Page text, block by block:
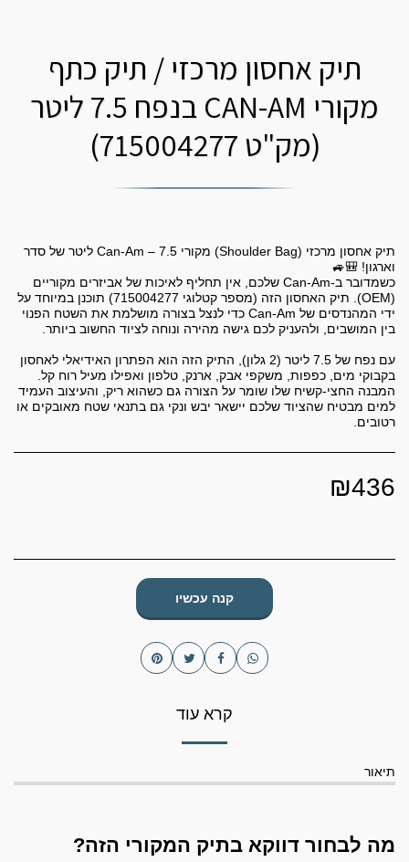
תיק אחסון מרכזי / תיק כתף
מקורי CAN-AM בנפח 7.5 ליטר
(מק"ט 715004277)
תיק אחסון מרכזי (Shoulder Bag) מקורי Can-Am – 7.5 ליטר של סדר
כשמדובר ב-Can-Am שלכם, אין תחליף לאיכות של אביזרים מקוריים
(OEM). תיק האחסון הזה (מספר קטלוגי 715004277) תוכנן במיוחד על
ידי המהנדסים של Can-Am כדי לנצל בצורה מושלמת את השטח הפנוי
עם נפח של 7.5 ליטר (2 גלון), התיק הזה הוא הפתרון האידיאלי לאחסון
בקבוקי מים, כפפות, משקפי אבק, ארנק, טלפון ואפילו מעיל רוח קל.
המבנה החצי-קשיח שלו שומר על הצורה גם כשהוא ריק, והעיצוב העמיד
למים מבטיח שהציוד שלכם יישאר יבש ונקי גם בתנאי שטח מאובקים או
רטובים.
₪436
קנה עכשיו
קרא עוד
תיאור
מה לבחור דווקא בתיק המקורי הזה?